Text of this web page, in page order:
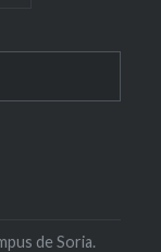
de Soria.